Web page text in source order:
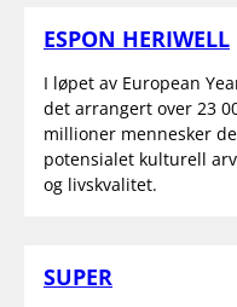
ESPON HERIWELL
I løpet av European
det arrangert over 23
millioner mennesker
potensialet kulturell
og livskvalitet.
SUPER